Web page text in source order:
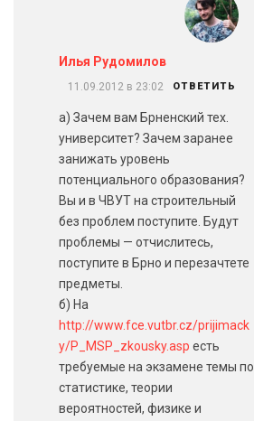
Илья Рудомилов
11.09.2012 в 23:02 ОТВЕТИТЬ
а) Зачем вам Брненский тех.
университет? Зачем заранее
занижать уровень
потенциального образования?
Вы и в ЧВУТ на строительный
без проблем поступите. Будут
проблемы — отчислитесь,
поступите в Брно и перезачтете
предметы.
б) На
http://www.fce.vutbr.cz/prijimack
y/P_MSP_zkousky.asp есть
требуемые на экзамене темы по
статистике, теории
вероятностей, физике и